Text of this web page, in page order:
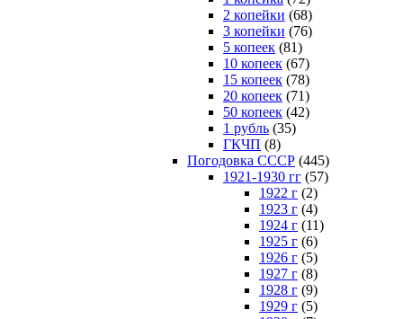
2 копейки (68)
3 копейки (76)
5 копеек (81)
10 копеек (67)
15 копеек (78)
20 копеек (71)
50 копеек (42)
1 рубль (35)
ГКЧП (8)
Погодовка СССР (445)
1921-1930 гг (57)
1922 г (2)
1923 г (4)
1924 г (11)
1925 г (6)
1926 г (5)
1927 г (8)
1928 г (9)
1929 г (5)